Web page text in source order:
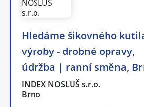
Hledáme šikovného
výroby - drobné opravy,
údržba | ranní směna,
INDEX NOSLUŠ s.r.o.
Brno